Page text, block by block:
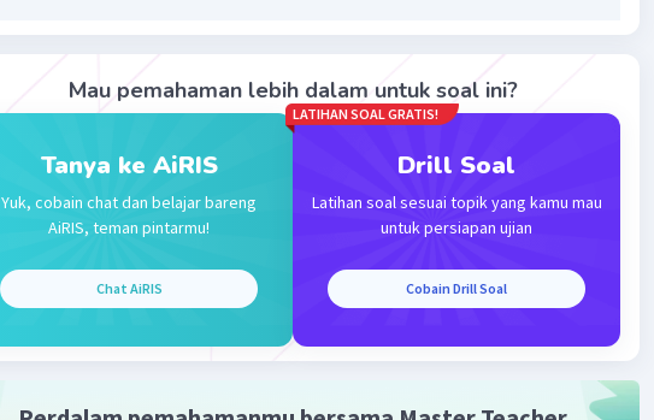
Iklan
Mau pemahaman lebih dalam untuk soal ini?
Tanya ke AiRIS
Yuk, cobain chat dan belajar bareng
AiRIS, teman pintarmu!
Chat AiRIS
LATIHAN SOAL GRATIS!
Drill Soal
Latihan soal sesuai topik yang kamu mau
untuk persiapan ujian
Cobain Drill Soal